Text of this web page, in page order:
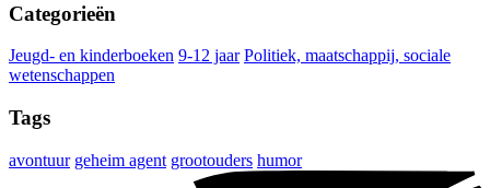
Categorieën
Jeugd- en kinderboeken 9-12 jaar Politiek, maatschappij, sociale
wetenschappen
Tags
avontuur geheim agent grootouders humor